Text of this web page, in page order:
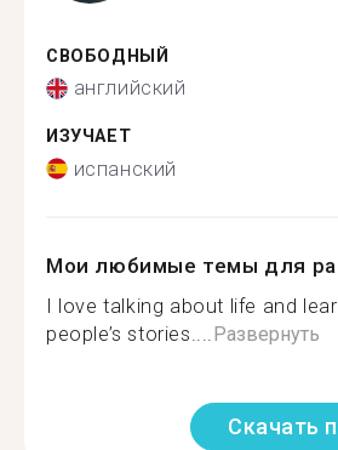
СВОБОДНЫЙ
английский
ИЗУЧАЕТ
испанский
Мои любимые темы для
I love talking about life and
people’s stories.... Развернуть
Скачать